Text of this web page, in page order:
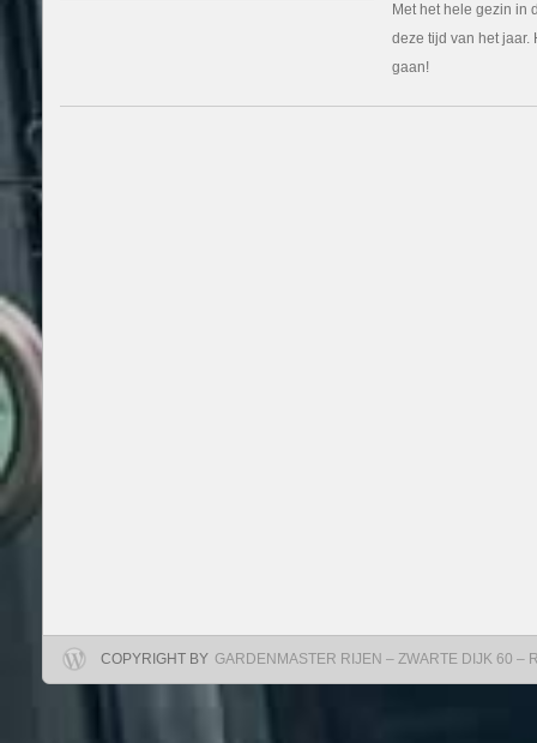
Met het hele gezin in
deze tijd van het jaar.
gaan!
COPYRIGHT BY GARDENMASTER RIJEN – ZWARTE DIJK 60 –